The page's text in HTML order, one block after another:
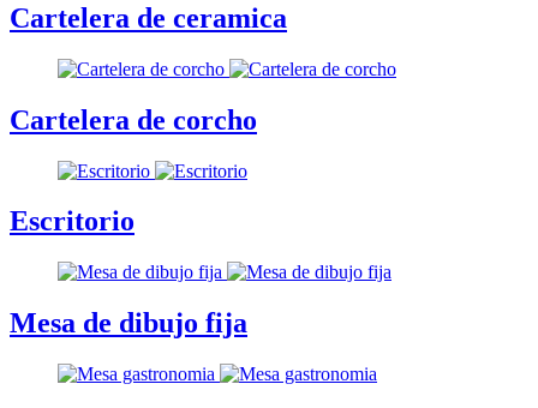
Cartelera de ceramica
Cartelera de corcho
Escritorio
Mesa de dibujo fija